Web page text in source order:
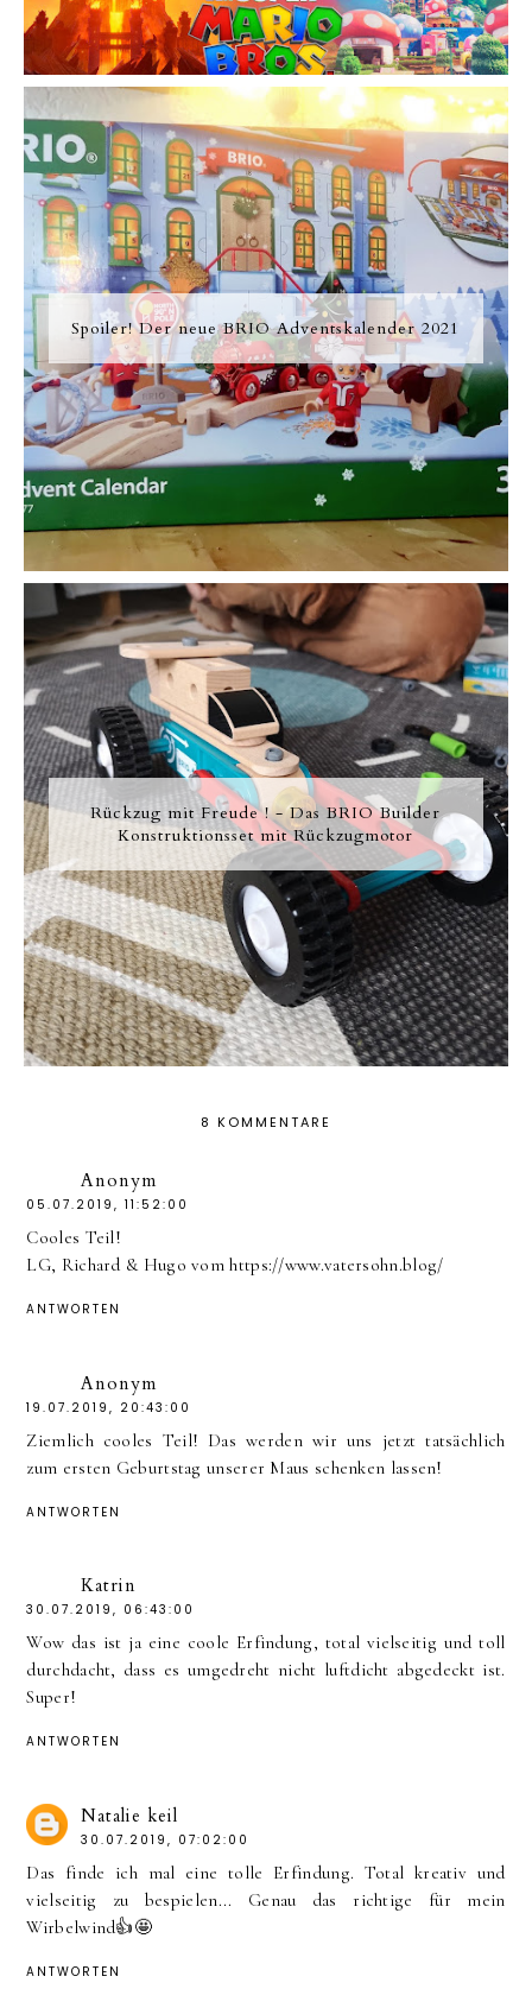
Spoiler! Der neue BRIO Adventskalender 2021
Rückzug mit Freude ! - Das BRIO Builder
Konstruktionsset mit Rückzugmotor
8 KOMMENTARE
Anonym
05.07.2019, 11:52:00
Cooles Teil!
LG, Richard & Hugo vom https://www.vatersohn.blog/
ANTWORTEN
Anonym
19.07.2019, 20:43:00
Ziemlich cooles Teil! Das werden wir uns jetzt tatsächlich
zum ersten Geburtstag unserer Maus schenken lassen!
ANTWORTEN
Katrin
30.07.2019, 06:43:00
Wow das ist ja eine coole Erfindung, total vielseitig und toll
durchdacht, dass es umgedreht nicht luftdicht abgedeckt ist.
Super!
ANTWORTEN
Natalie keil
30.07.2019, 07:02:00
Das finde ich mal eine tolle Erfindung. Total kreativ und
vielseitig zu bespielen... Genau das richtige für mein
Wirbelwind👍🤩
ANTWORTEN